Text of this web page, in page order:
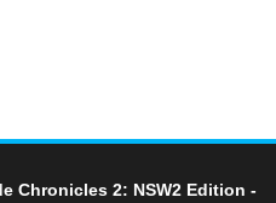
Chronicles 2: NSW2 Edition -